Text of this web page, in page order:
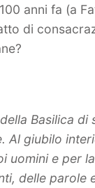
anni fa (a
di
Basilica di
Al giubilo
uomini e per
delle parole